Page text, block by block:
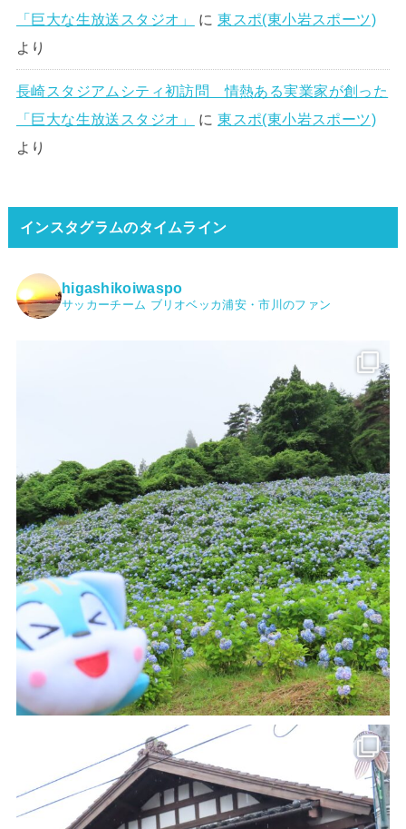
「巨大な生放送スタジオ」
に東スポ(東小岩スポーツ)
より
長崎スタジアムシティ初訪問 情熱ある実業家が創った
「巨大な生放送スタジオ」
に東スポ(東小岩スポーツ)
より
インスタグラムのタイムライン
higashikoiwaspo
サッカーチーム ブリオベッカ浦安・市川のファン